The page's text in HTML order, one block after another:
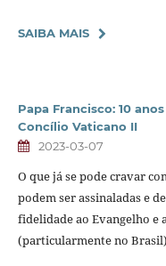
SAIBA MAIS
Papa Francisco: 10
Concílio Vaticano II
2023-03-07
O que já se pode cravar
podem ser assinaladas e
fidelidade ao Evangelho e
(particularmente no